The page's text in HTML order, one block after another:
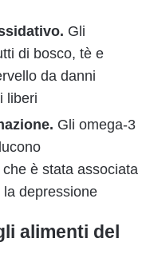
Gli
di bosco, tè e
da danni
liberi
Gli omega-3
che è stata associata
la depressione
alimenti del